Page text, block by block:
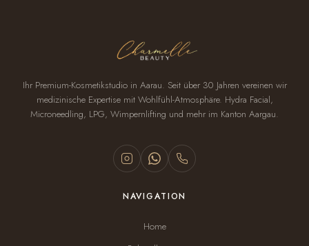
Ihr Premium-Kosmetikstudio in Aarau. Seit über 30 Jahren vereinen wir
medizinische Expertise mit Wohlfühl-Atmosphäre. Hydra Facial,
Microneedling, LPG, Wimpernlifting und mehr im Kanton Aargau.
NAVIGATION
Home